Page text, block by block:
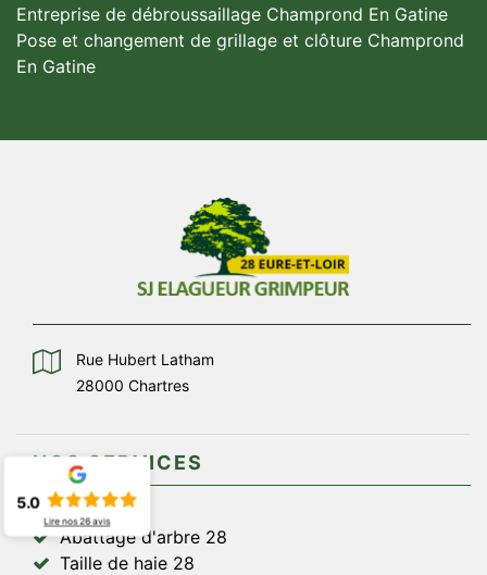
Entreprise de débroussaillage Champrond En Gatine
Pose et changement de grillage et clôture Champrond
En Gatine
Rue Hubert Latham
28000 Chartres
NOS SERVICES
Abattage d'arbre 28
Taille de haie 28
5.0
Lire nos26avis